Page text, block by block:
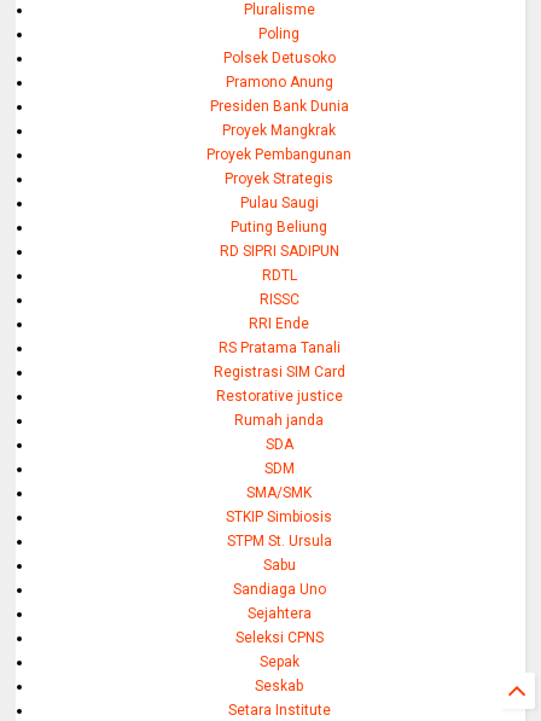
Pluralisme
Poling
Polsek Detusoko
Pramono Anung
Presiden Bank Dunia
Proyek Mangkrak
Proyek Pembangunan
Proyek Strategis
Pulau Saugi
Puting Beliung
RD SIPRI SADIPUN
RDTL
RISSC
RRI Ende
RS Pratama Tanali
Registrasi SIM Card
Restorative justice
Rumah janda
SDA
SDM
SMA/SMK
STKIP Simbiosis
STPM St. Ursula
Sabu
Sandiaga Uno
Sejahtera
Seleksi CPNS
Sepak
Seskab
Setara Institute